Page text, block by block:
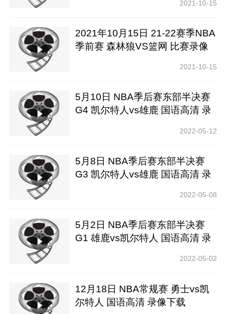
2021-10-15
2021年10月15日 21-22赛季NBA
季前赛 森林狼VS篮网 比赛录像
2021-10-15
5月10日 NBA季后赛东部半决赛
G4 凯尔特人vs雄鹿 国语高清 录
2022-05-12
5月8日 NBA季后赛东部半决赛
G3 凯尔特人vs雄鹿 国语高清 录
2022-05-08
5月2日 NBA季后赛东部半决赛
G1 雄鹿vs凯尔特人 国语高清 录
2022-05-02
12月18日 NBA常规赛 勇士vs凯
尔特人 国语高清 录像下载